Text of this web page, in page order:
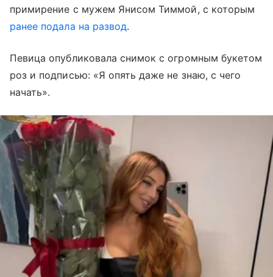
примирение с мужем Янисом Тиммой, с которым
ранее подала на развод.
Певица опубликовала снимок с огромным букетом
роз и подписью: «Я опять даже не знаю, с чего
начать».